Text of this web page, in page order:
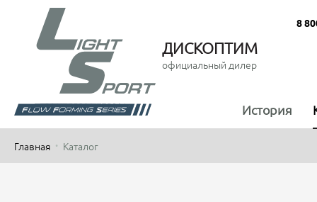
ДИСКОПТИМ
официальный дилер
8
История
Главная Каталог